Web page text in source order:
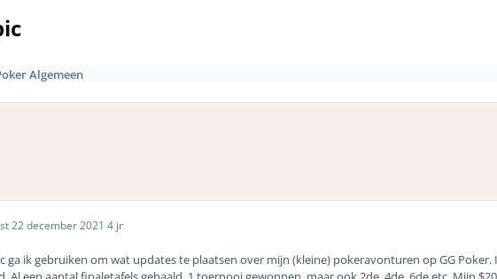
Algemeen
22 december 2021 4 jr
ga ik gebruiken om wat updates te plaatsen over mijn (kleine) pokeravonturen op GG